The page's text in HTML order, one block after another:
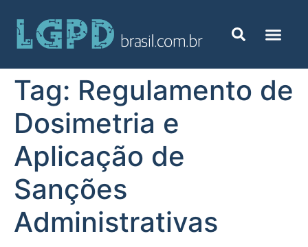
Tag: Regulamento de
Dosimetria e
Aplicação de
Sanções
Administrativas